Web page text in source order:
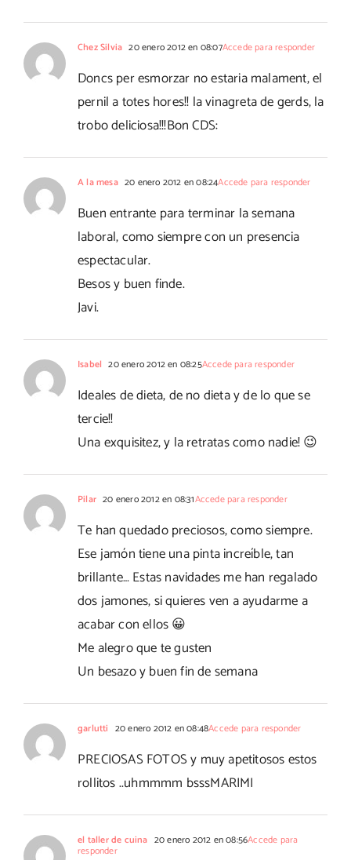
Chez Silvia 20 enero 2012 en 08:07Accede para responder
Doncs per esmorzar no estaria malament, el
pernil a totes hores!! la vinagreta de gerds, la
trobo deliciosa!!!Bon CDS:
A la mesa 20 enero 2012 en 08:24Accede para responder
Buen entrante para terminar la semana
laboral, como siempre con un presencia
espectacular.
Besos y buen finde.
Javi.
Isabel 20 enero 2012 en 08:25Accede para responder
Ideales de dieta, de no dieta y de lo que se
tercie!!
Una exquisitez, y la retratas como nadie! 😉
Pilar 20 enero 2012 en 08:31Accede para responder
Te han quedado preciosos, como siempre.
Ese jamón tiene una pinta increíble, tan
brillante… Estas navidades me han regalado
dos jamones, si quieres ven a ayudarme a
acabar con ellos 😀
Me alegro que te gusten
Un besazo y buen fin de semana
garlutti 20 enero 2012 en 08:48Accede para responder
PRECIOSAS FOTOS y muy apetitosos estos
rollitos ..uhmmmm bsssMARIMI
el taller de cuina 20 enero 2012 en 08:56Accede para
responder